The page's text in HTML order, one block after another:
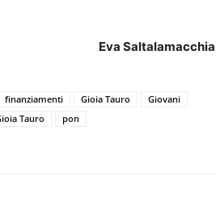
Eva Saltalamacchia
finanziamenti Gioia Tauro
Giovani
Tauro
pon